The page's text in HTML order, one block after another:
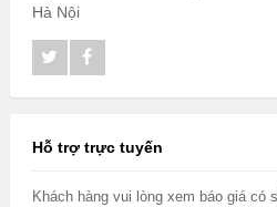
Hà Nội
Hỗ trợ trực tuyến
Khách hàng vui lòng xem báo giá có